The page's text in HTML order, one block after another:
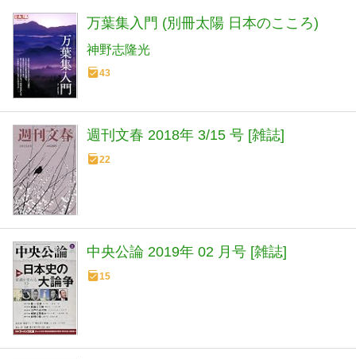
万葉集入門 (別冊太陽 日本のこころ)
神野志隆光
43
週刊文春 2018年 3/15 号 [雑誌]
22
中央公論 2019年 02 月号 [雑誌]
15